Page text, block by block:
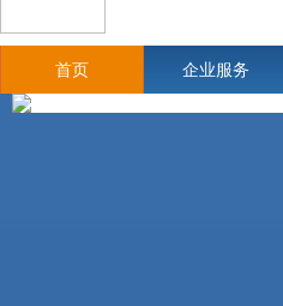
首页 企业服务